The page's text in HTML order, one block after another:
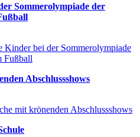
Sommerolympiade der
Kinder bei der Sommerolympiade
Fußball
Abschlussshows
mit krönenden Abschlussshows